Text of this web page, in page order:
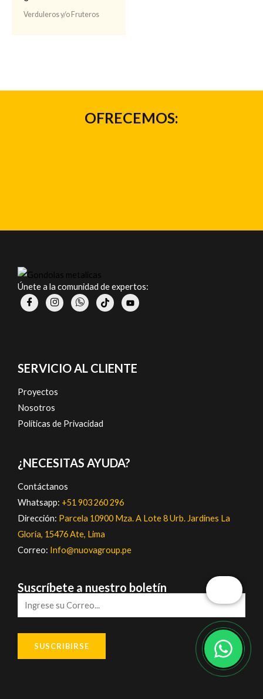
Verduleros y/o Fruteros
OFRECEMOS:
Únete a la comunidad de expertos:
SERVICIO AL CLIENTE
Proyectos
Nosotros
Políticas de Privacidad
¿NECESITAS AYUDA?
Contáctanos
Whatsapp: +51 903 260 296
Dirección: Parcela 10900 Mza. A Lote 8 Urb. Jardines La
Gloria, 15476 Ate, Lima
Correo: Info@nuovagroup.pe
Suscríbete a nuestro boletín